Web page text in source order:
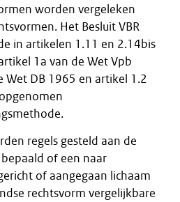
worden vergeleken
Het Besluit VBR
in artikelen 1.11 en 2.14bis
1a van de Wet Vpb
Wet DB 1965 en artikel 1.2
regels gesteld aan de
of een naar
of aangegaan lichaam
rechtsvorm vergelijkbare